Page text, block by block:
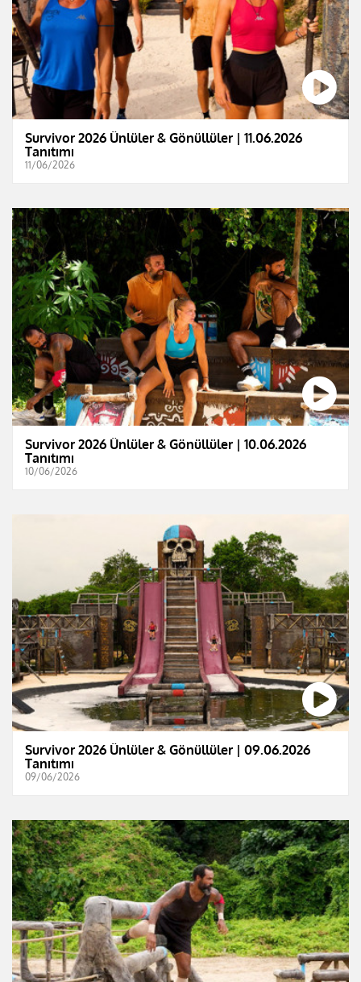
Survivor 2026 Ünlüler & Gönüllüler | 11.06.2026
Tanıtımı
11/06/2026
Survivor 2026 Ünlüler & Gönüllüler | 10.06.2026
Tanıtımı
10/06/2026
Survivor 2026 Ünlüler & Gönüllüler | 09.06.2026
Tanıtımı
09/06/2026